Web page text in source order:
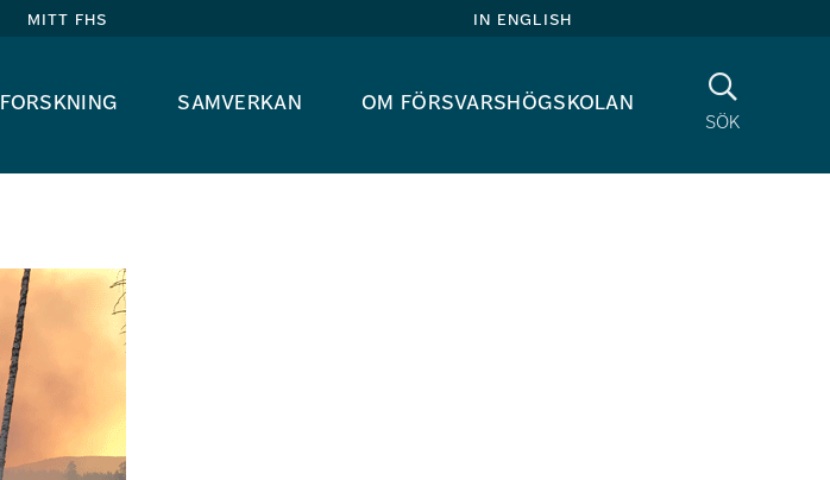
mitt fhs in english
forskning samverkan om försvarshögskolan
sök
Sök